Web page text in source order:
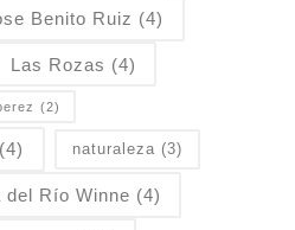
Benito Ruiz (4)
Las Rozas (4)
(2)
(4) naturaleza (3)
del Río Winne (4)